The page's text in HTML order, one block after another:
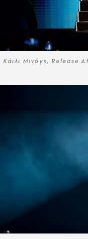
Κάιλι Μινόγκ, Release